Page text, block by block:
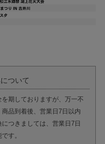
ついて
期しておりますが、万一不
品到着後、営業日7日以内
つきましては、営業日7日
す。